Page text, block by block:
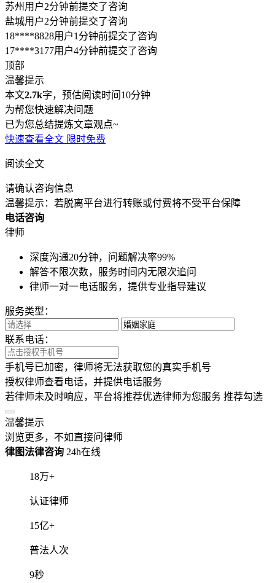
苏州用户2分钟前提交了咨询
盐城用户2分钟前提交了咨询
18****8828用户1分钟前提交了咨询
17****3177用户4分钟前提交了咨询
顶部
温馨提示
本文2.7k字，预估阅读时间10分钟
为帮您快速解决问题
已为您总结提炼文章观点~
快速查看全文 限时免费
阅读全文
请确认咨询信息
温馨提示：若脱离平台进行转账或付费将不受平台保障
电话咨询
律师
深度沟通20分钟，问题解决率99%
解答不限次数，服务时间内无限次追问
律师一对一电话服务，提供专业指导建议
服务类型：
联系电话：
手机号已加密，律师将无法获取您的真实手机号
授权律师查看电话，并提供电话服务
若律师未及时响应，平台将推荐优选律师为您服务 推荐勾选
温馨提示
浏览更多，不如直接问律师
律图法律咨询 24h在线
18万+
认证律师
15亿+
普法人次
9秒